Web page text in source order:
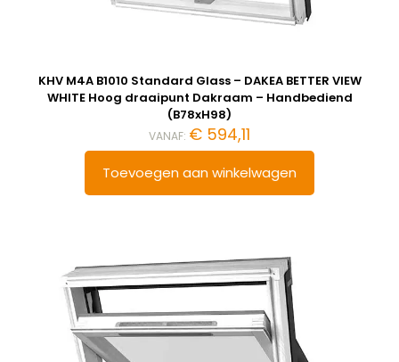
KHV M4A B1010 Standard Glass – DAKEA BETTER VIEW
WHITE Hoog draaipunt Dakraam – Handbediend
(B78xH98)
VANAF: € 594,11
Toevoegen aan winkelwagen